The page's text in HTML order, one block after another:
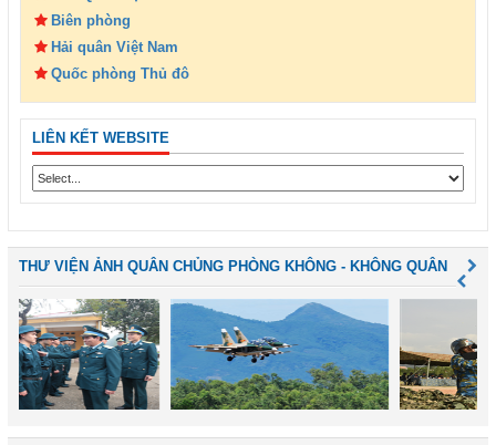
Biên phòng
Hải quân Việt Nam
Quốc phòng Thủ đô
LIÊN KẾT WEBSITE
THƯ VIỆN ẢNH QUÂN CHỦNG PHÒNG KHÔNG - KHÔNG QUÂN